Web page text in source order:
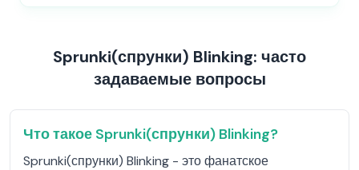
Sprunki(спрунки) Blinking: часто
задаваемые вопросы
Что такое Sprunki(спрунки) Blinking?
Sprunki(спрунки) Blinking - это фанатское